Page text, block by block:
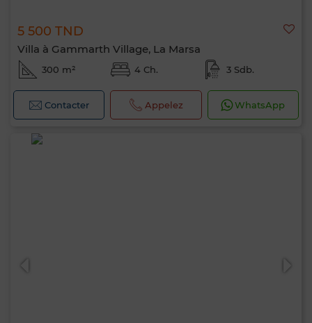
5 500 TND
Villa à Gammarth Village, La Marsa
300 m² 4 Ch. 3 Sdb.
Contacter Appelez WhatsApp